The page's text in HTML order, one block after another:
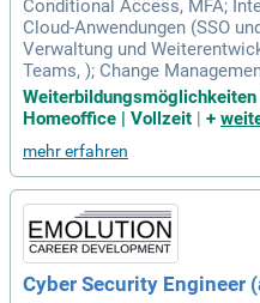
Conditional Access, MFA;
Cloud-Anwendungen (SSO
Verwaltung und
Teams, ); Change
Homeoffice | Vollzeit | +
mehr erfahren
Cyber Security Engineer